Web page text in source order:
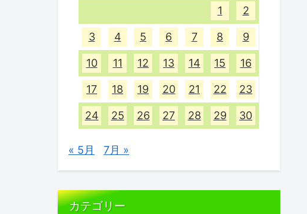
1 2
3 4 5 6 7 8 9
10 11 12 13 14 15 16
17 18 19 20 21 22 23
24 25 26 27 28 29 30
« 5月 7月 »
カテゴリー